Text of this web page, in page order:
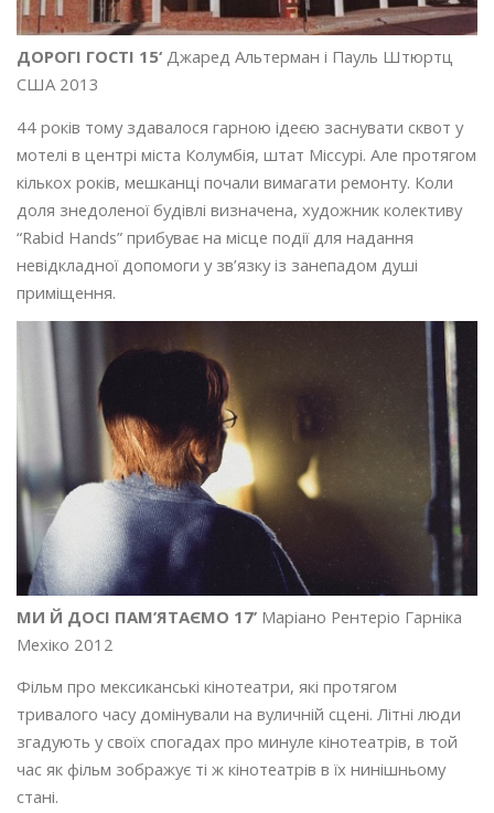
ДОРОГІ ГОСТІ 15‘ Джаред Альтерман і Пауль Штюртц
CША 2013
44 років тому здавалося гарною ідеєю заснувати сквот у
мотелі в центрі міста Колумбія, штат Міссурі. Але протягом
кількох років, мешканці почали вимагати ремонту. Коли
доля знедоленої будівлі визнaчена, художник колективу
“Rabid Hands” прибуває на місце події для надання
невідкладної допомоги у зв’язку із занепадом душі
приміщення.
МИ Й ДОСІ ПАМ’ЯТАЄМО 17’ Маріано Рентеріо Гарніка
Мехіко 2012
Фільм про мексиканські кінотеатри, які протягом
тривалого часу домінували на вуличній сцені. Літні люди
згадують у своїх спогадах про минуле кінотеатрів, в той
час як фільм зображує ті ж кінотеатрів в їх нинішньому
стані.